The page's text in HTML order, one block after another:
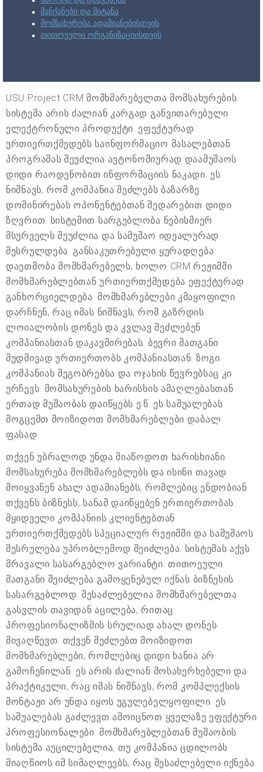
მანქანები და მიტანა
მომსახურება ადამიანებისთვის
თითოეული ორგანიზაციისთვის
USU Project CRM მომხმარებელთა მომსახურების
სისტემა არის ძალიან კარგად განვითარებული
ელექტრონული პროდუქტი. ეფექტურად
ურთიერთქმედებს საინფორმაციო მასალებთან.
პროგრამას შეუძლია ავტონომიურად დაამუშაოს
დიდი რაოდენობით ინფორმაციის ნაკადი. ეს
ნიშნავს, რომ კომპანია შეძლებს ბაზარზე
დომინირებას ოპონენტებთან შედარებით დიდი
ზღვრით. სისტემით სარგებლობა ნებისმიერ
მსურველს შეუძლია და სამუშაო იდეალურად
შესრულდება. განსაკუთრებული ყურადღება
დაეთმობა მომხმარებელს, ხოლო CRM რეჟიმში
მომხმარებლებთან ურთიერთქმედება ეფექტურად
განხორციელდება. მომხმარებლები კმაყოფილი
დარჩნენ, რაც იმას ნიშნავს, რომ გაზრდის
ლოიალობის დონეს და კვლავ შეძლებენ
კომპანიასთან დაკავშირებას. ბევრი მათგანი
მუდმივად ურთიერთობს კომპანიასთან. ზოგი
კომპანიას მეგობრებსა და ოჯახის წევრებსაც კი
ურჩევს. მომსახურების ხარისხის ამაღლებასთან
ერთად მუშაობას დაიწყებს ე.წ. ეს საშუალებას
მოგცემთ მოიზიდოთ მომხმარებლები დაბალ
ფასად.
თქვენ უბრალოდ უნდა მიაწოდოთ ხარისხიანი
მომსახურება მომხმარებლებს და ისინი თავად
მოიყვანენ ახალ ადამიანებს, რომლებიც ენდობიან
თქვენს ბიზნესს, სანამ დაიწყებენ ურთიერთობას.
მყიდველი კომპანიის კლიენტებთან
ურთიერთქმედებს სპეციალურ რეჟიმში და სამუშაოს
შესრულება უპრობლემოდ შეიძლება. სისტემას აქვს
მრავალი სასარგებლო ვარიანტი. თითოეული
მათგანი შეიძლება გამოყენებულ იქნას ბიზნესის
სასარგებლოდ. შესაძლებელია მომხმარებელთა
გასვლის თავიდან აცილება, რითაც
პროფესიონალიზმის სრულიად ახალ დონეს
მივაღწევთ. თქვენ შეძლებთ მოიზიდოთ
მომხმარებლები, რომლებიც დიდი ხანია არ
გამოჩენილან. ეს არის ძალიან მოსახერხებელი და
პრაქტიკული, რაც იმას ნიშნავს, რომ კომპლექსის
მონტაჟი არ უნდა იყოს უგულებელყოფილი. ეს
საშუალებას გაძლევთ ამოიცნოთ ყველაზე ეფექტური
პროფესიონალები. მომხმარებლებთან მუშაობის
სისტემა აუცილებელია, თუ კომპანია ცდილობს
მიაღწიოს იმ სიმაღლეებს, რაც შესაძლებელი იქნება